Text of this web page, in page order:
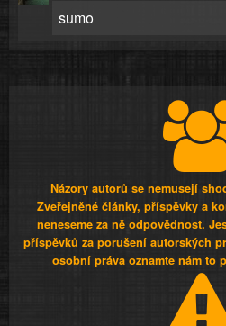
sumo
Názory autorů se nemusejí
Zveřejněné články, příspěvky a
neneseme za ně odpovědnost.
příspěvků za porušení autorských
osobní práva oznamte nám to